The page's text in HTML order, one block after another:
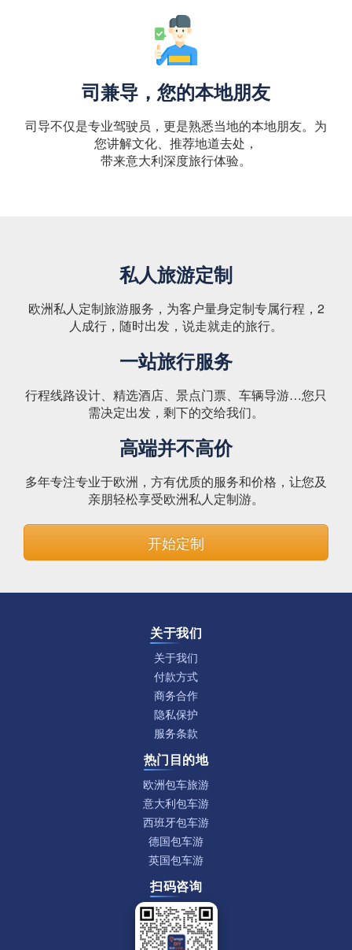
司兼导，您的本地朋友
司导不仅是专业驾驶员，更是熟悉当地的本地朋友。为
您讲解文化、推荐地道去处，
带来意大利深度旅行体验。
私人旅游定制
欧洲私人定制旅游服务，为客户量身定制专属行程，2
人成行，随时出发，说走就走的旅行。
一站旅行服务
行程线路设计、精选酒店、景点门票、车辆导游…您只
需决定出发，剩下的交给我们。
高端并不高价
多年专注专业于欧洲，方有优质的服务和价格，让您及
亲朋轻松享受欧洲私人定制游。
开始定制
关于我们
关于我们
付款方式
商务合作
隐私保护
服务条款
热门目的地
欧洲包车旅游
意大利包车游
西班牙包车游
德国包车游
英国包车游
扫码咨询